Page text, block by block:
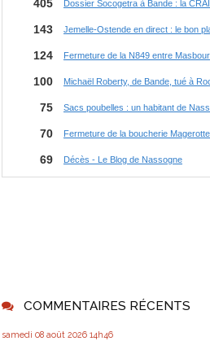
COMMENTAIRES RÉCENTS
samedi 08 août 2026 14h46